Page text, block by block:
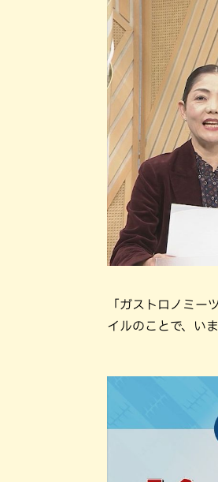
「ガストロノミー
イルのことで、い